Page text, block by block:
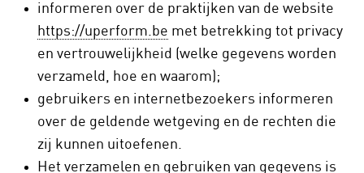
informeren over de praktijken van de website
https://uperform.be met betrekking tot privacy
en vertrouwelijkheid (welke gegevens worden
verzameld, hoe en waarom);
gebruikers en internetbezoekers informeren
over de geldende wetgeving en de rechten die
zij kunnen uitoefenen.
Het verzamelen en gebruiken van gegevens is